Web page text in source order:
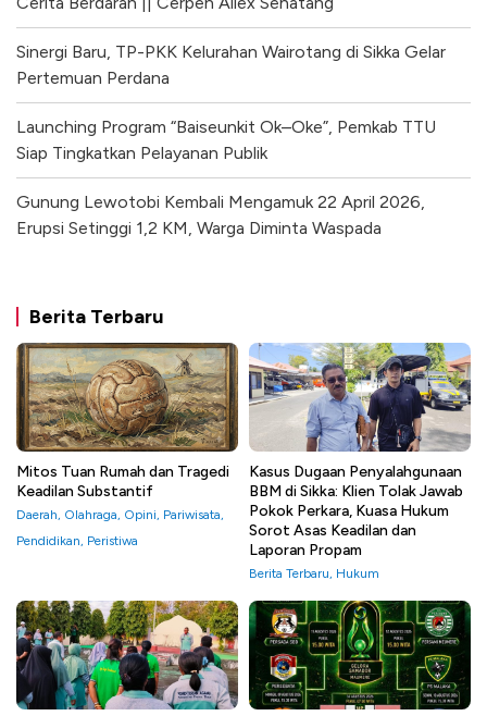
Sinergi Baru, TP-PKK Kelurahan Wairotang di Sikka Gelar
Pertemuan Perdana
Launching Program “Baiseunkit Ok–Oke”, Pemkab TTU
Siap Tingkatkan Pelayanan Publik
Gunung Lewotobi Kembali Mengamuk 22 April 2026,
Erupsi Setinggi 1,2 KM, Warga Diminta Waspada
Berita Terbaru
Mitos Tuan Rumah dan Tragedi
Keadilan Substantif
Daerah, Olahraga, Opini, Pariwisata,
Pendidikan, Peristiwa
Kasus Dugaan Penyalahgunaan
BBM di Sikka: Klien Tolak Jawab
Pokok Perkara, Kuasa Hukum
Sorot Asas Keadilan dan
Laporan Propam
Berita Terbaru, Hukum